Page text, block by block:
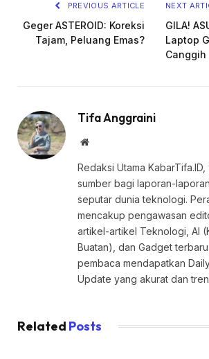
PREVIOUS ARTICLE
Geger ASTEROID: Koreksi
Tajam, Peluang Emas?
NEXT
GILA!
Laptop
Canggih
Tifa Anggraini
Website
Redaksi Utama
sumber bagi laporan-
seputar dunia teknologi.
mencakup pengawasan
artikel-artikel Teknologi, AI
Buatan), dan Gadget
pembaca mendapatkan
Update yang akurat dan
Related Posts